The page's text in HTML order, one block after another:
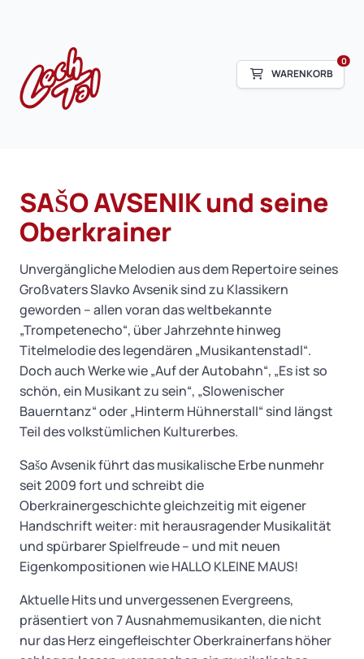
0
WARENKORB
SAŠO AVSENIK und seine
Oberkrainer
Unvergängliche Melodien aus dem Repertoire seines
Großvaters Slavko Avsenik sind zu Klassikern
geworden – allen voran das weltbekannte
„Trompetenecho“, über Jahrzehnte hinweg
Titelmelodie des legendären „Musikantenstadl“.
Doch auch Werke wie „Auf der Autobahn“, „Es ist so
schön, ein Musikant zu sein“, „Slowenischer
Bauerntanz“ oder „Hinterm Hühnerstall“ sind längst
Teil des volkstümlichen Kulturerbes.
Sašo Avsenik führt das musikalische Erbe nunmehr
seit 2009 fort und schreibt die
Oberkrainergeschichte gleichzeitig mit eigener
Handschrift weiter: mit herausragender Musikalität
und spürbarer Spielfreude – und mit neuen
Eigenkompositionen wie HALLO KLEINE MAUS!
Aktuelle Hits und unvergessenen Evergreens,
präsentiert von 7 Ausnahmemusikanten, die nicht
nur das Herz eingefleischter Oberkrainerfans höher